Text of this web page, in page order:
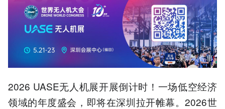
2026 UASE无人机展开展倒计时！一场低空经济
领域的年度盛会，即将在深圳拉开帷幕。2026世